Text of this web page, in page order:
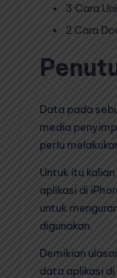
3 Cara
2 Cara
Data pada
media
perlu
Untuk itu
aplikasi di
untuk
digunakan.
Demikian
data aplikasi